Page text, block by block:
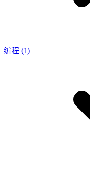
编程 (1)